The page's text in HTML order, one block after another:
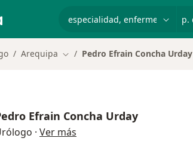
Arequipa Cambiar de ciudad
Pedro Efrain Concha Urday
Efrain Concha Urday
· Ver más